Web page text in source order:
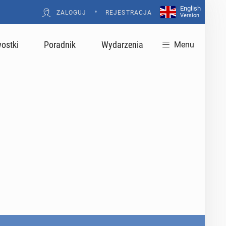
ZALOGUJ • REJESTRACJA
English
Version
Poradnik Wydarzenia Menu